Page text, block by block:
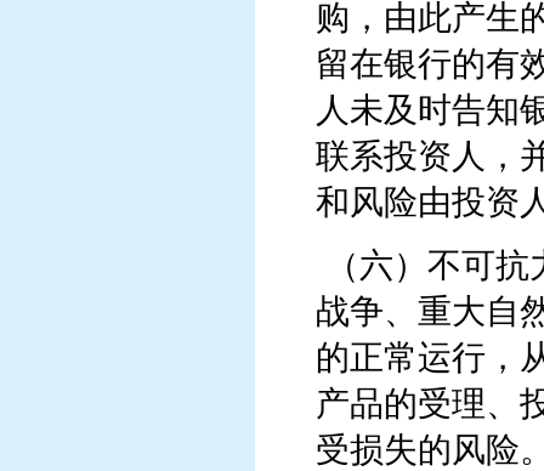
购，由此产生
留在银行的有
人未及时告知
联系投资人，
和风险由投资
（六）不可
战争、重大自
的正常运行，
产品的受理、
受损失的风险